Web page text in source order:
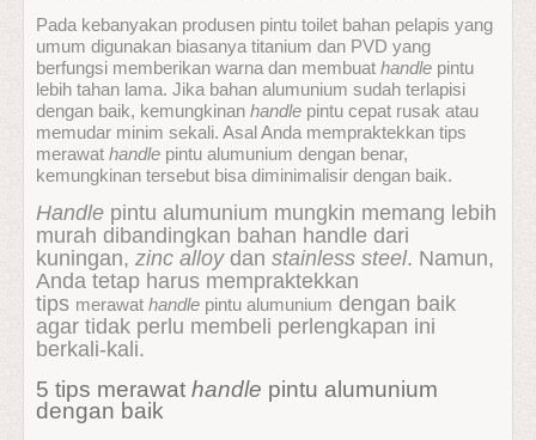
Pada kebanyakan produsen pintu toilet bahan pelapis yang
umum digunakan biasanya titanium dan PVD yang
berfungsi memberikan warna dan membuat handlepintu
lebih tahan lama. Jika bahan alumunium sudah terlapisi
dengan baik, kemungkinan handlepintu cepat rusak atau
memudar minim sekali. Asal Anda mempraktekkan tips
merawat handle pintu alumunium dengan benar,
kemungkinan tersebut bisa diminimalisir dengan baik.
Handle pintu alumunium mungkin memang lebih
murah dibandingkan bahan handle dari
kuningan, zinc alloydan stainless steel. Namun,
Anda tetap harus mempraktekkan
tips merawat handlepintu alumunium dengan baik
agar tidak perlu membeli perlengkapan ini
berkali-kali.
5 tips merawat handle pintu alumunium
dengan baik